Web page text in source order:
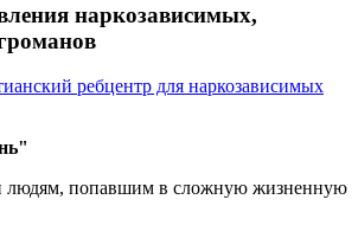
наркозависимых,
людям, попавшим в сложную жизненную